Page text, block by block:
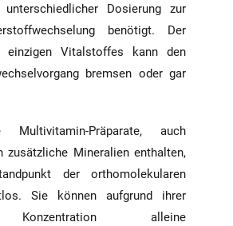
Dosierung zur
benötigt. Der
einzigen Vitalstoffes kann den
bremsen oder gar
Multivitamin-Präparate, auch
zusätzliche Mineralien enthalten,
der orthomolekularen
Sie können aufgrund ihrer
alleine